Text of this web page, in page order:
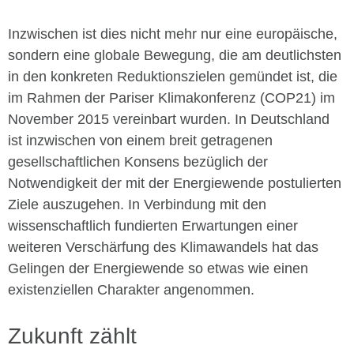
Inzwischen ist dies nicht mehr nur eine europäische,
sondern eine globale Bewegung, die am deutlichsten
in den konkreten Reduktionszielen gemündet ist, die
im Rahmen der Pariser Klimakonferenz (COP21) im
November 2015 vereinbart wurden. In Deutschland
ist inzwischen von einem breit getragenen
gesellschaftlichen Konsens bezüglich der
Notwendigkeit der mit der Energiewende postulierten
Ziele auszugehen. In Verbindung mit den
wissenschaftlich fundierten Erwartungen einer
weiteren Verschärfung des Klimawandels hat das
Gelingen der Energiewende so etwas wie einen
existenziellen Charakter angenommen.
Zukunft zählt